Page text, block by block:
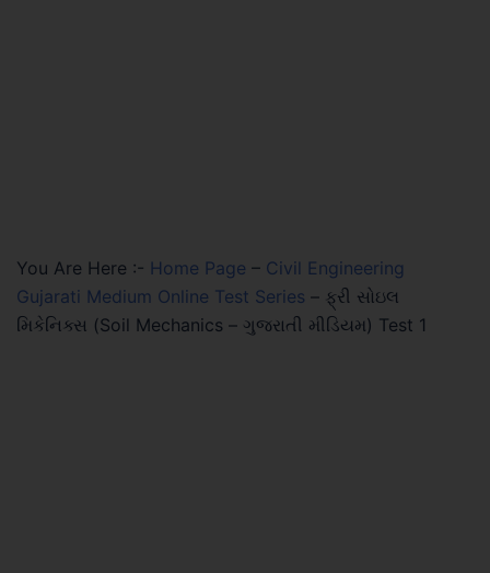
You Are Here :- Home Page – Civil Engineering
Gujarati Medium Online Test Series – ફ્રી સોઇલ
મિકેનિક્સ (Soil Mechanics – ગુજરાતી મીડિયમ) Test 1